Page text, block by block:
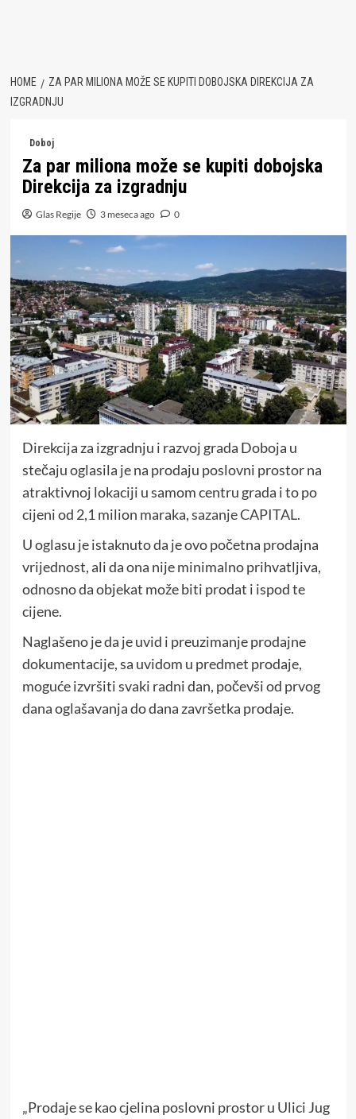
HOME
ZA PAR MILIONA MOŽE SE KUPITI DOBOJSKA DIREKCIJA ZA
IZGRADNJU
Doboj
Za par miliona može se kupiti dobojska
Direkcija za izgradnju
Glas Regije 3 meseca ago 0
Direkcija za izgradnju i razvoj grada Doboja u
stečaju oglasila je na prodaju poslovni prostor na
atraktivnoj lokaciji u samom centru grada i to po
cijeni od 2,1 milion maraka,sazanje CAPITAL.
U oglasu je istaknuto da je ovo početna prodajna
vrijednost, ali da ona nije minimalno prihvatljiva,
odnosno da objekat može biti prodat i ispod te
cijene.
Naglašeno je da je uvid i preuzimanje prodajne
dokumentacije, sa uvidom u predmet prodaje,
moguće izvršiti svaki radni dan, počevši od prvog
dana oglašavanja do dana završetka prodaje.
„Prodaje se kao cjelina poslovni prostor u Ulici Jug